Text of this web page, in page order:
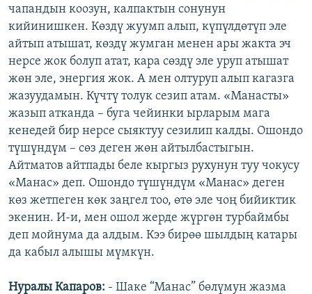
чапандын коозун, калпактын сонунун
кийинишкен. Көздү жуумп алып, күпүлдөтүп эле
айтып атышат, көздү жумган менен ары жакта эч
нерсе жок болуп атат, кара сөздү эле уруп атышат
жөн эле, энергия жок. А мен олтуруп алып кагазга
жазуудамын. Күчтү толук сезип атам. «Манасты»
жазып атканда – буга чейинки ырларым мага
кенедей бир нерсе сыяктуу сезилип калды. Ошондо
түшүндүм – сөз деген жөн айтылбастыгын.
Айтматов айтпады беле кыргыз рухунун туу чокусу
«Манас» деп. Ошондо түшүндүм «Манас» деген
көз жетпеген көк заңгел тоо, өтө эле чоң бийиктик
экенин. И-и, мен ошол жерде жүргөн турбаймбы
деп мойнума да алдым. Кээ бирөө шылдың катары
да кабыл алышы мүмкүн.
Нуралы Капаров: - Шаке “Манас” бөлүмун жазма